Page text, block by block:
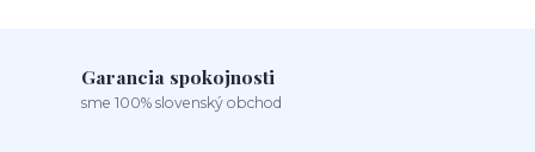
Garancia spokojnosti
sme 100% slovenský obchod